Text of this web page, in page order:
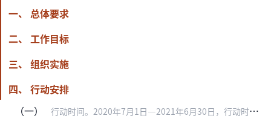
一、 总体要求
二、 工作目标
三、 组织实施
四、 行动安排
（一）
行动时间。2020年7月1日—2021年6月30日，行动时间为1年。